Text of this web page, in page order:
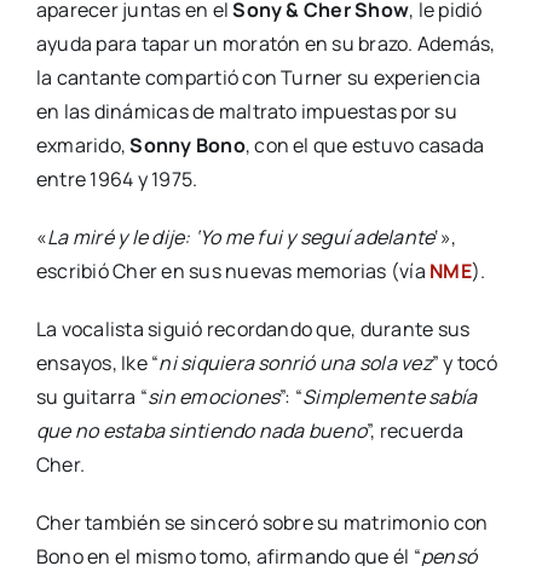
aparecer juntas en elSony & Cher Show, le pidió
ayuda para tapar un moratón en su brazo. Además,
la cantante compartió con Turner su experiencia
en las dinámicas de maltrato impuestas por su
exmarido,Sonny Bono, con el que estuvo casada
entre 1964 y 1975.
«La miré y le dije: ‘Yo me fui y seguí adelante‘»,
escribió Cher en sus nuevas memorias (vía NME).
La vocalista siguió recordando que, durante sus
ensayos, Ike “ni siquiera sonrió una sola vez” y tocó
su guitarra “sin emociones”: “Simplemente sabía
que no estaba sintiendo nada bueno”, recuerda
Cher.
Cher también se sinceró sobre su matrimonio con
Bono en el mismo tomo, afirmando que él “pensó